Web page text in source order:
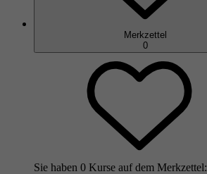
Merkzettel
0
Sie haben 0 Kurse auf dem Merkzettel: